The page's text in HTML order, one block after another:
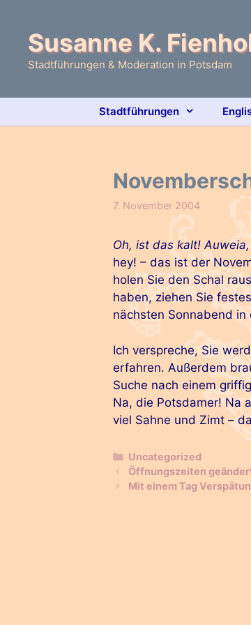
springenSusanne K.
Stadtführungen & Moderation in Potsdam
Stadtführungen
7. November 2004
Oh, ist das kalt!
hey! – das ist der
holen Sie den Schal
haben, ziehen Sie
nächsten Sonnabend in
Ich verspreche, Sie
erfahren. Außerdem
Suche nach einem
Na, die Potsdamer! Na
viel Sahne und Zimt –
Kategorien
Uncategorized
Beitrags-
Navigation
Öffnungszeiten
Mit einem Tag